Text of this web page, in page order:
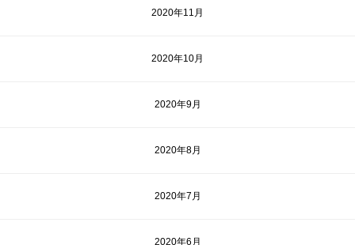
2020年11月
2020年10月
2020年9月
2020年8月
2020年7月
2020年6月